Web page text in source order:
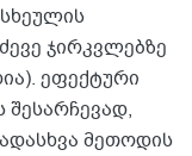
ჯირკვლებზე
ეფექტური
მეთოდის